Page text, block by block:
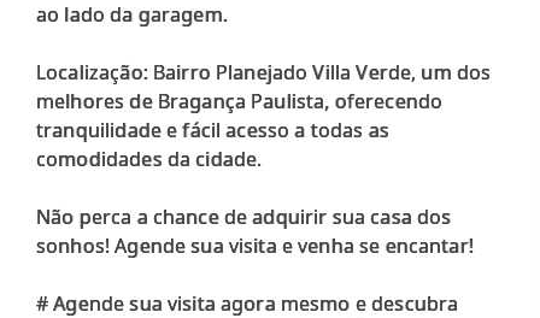
ao lado da garagem.
Localização: Bairro Planejado Villa Verde, um dos
melhores de Bragança Paulista, oferecendo
tranquilidade e fácil acesso a todas as
comodidades da cidade.
Não perca a chance de adquirir sua casa dos
sonhos! Agende sua visita e venha se encantar!
# Agende sua visita agora mesmo e descubra